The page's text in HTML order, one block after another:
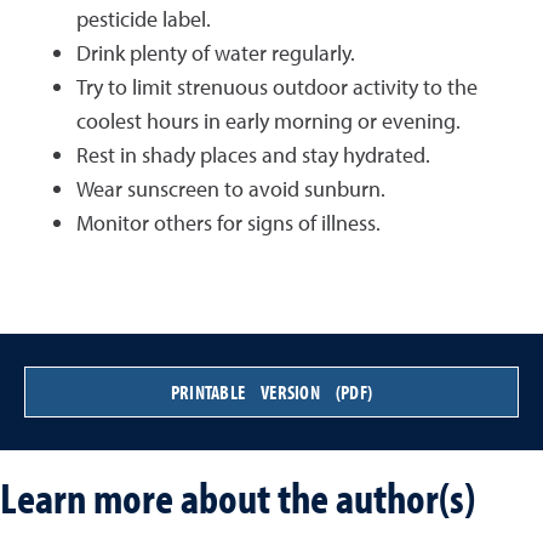
pesticide label.
Drink plenty of water regularly.
Try to limit strenuous outdoor activity to the
coolest hours in early morning or evening.
Rest in shady places and stay hydrated.
Wear sunscreen to avoid sunburn.
Monitor others for signs of illness.
PRINTABLE VERSION (PDF)
Learn more about the author(s)